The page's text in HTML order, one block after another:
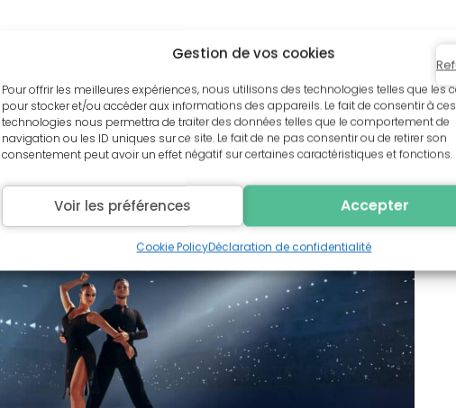
Gestion de vos cookies
Pour offrir les meilleures expériences, nous utilisons des technologies telles que les
pour stocker et/ou accéder aux informations des appareils. Le fait de consentir à ces
technologies nous permettra de traiter des données telles que le comportement de
navigation ou les ID uniques sur ce site. Le fait de ne pas consentir ou de retirer son
consentement peut avoir un effet négatif sur certaines caractéristiques et fonctions.
Accepter
Voir les préférences
Cookie PolicyDéclaration de confidentialité
de rythme, d’attitude, et d’interprétation. Dans le cadre
en couples ou en formations, sont évalués sur des
l’expression artistique, et la maîtrise technique.